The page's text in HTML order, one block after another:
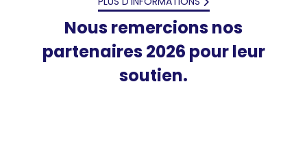
Nous remercions nos
partenaires 2026 pour leur
soutien.